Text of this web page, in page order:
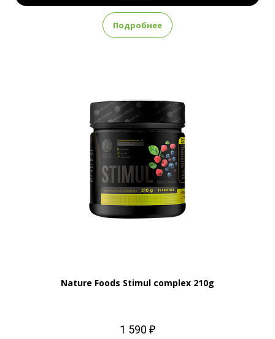
Подробнее
Nature Foods Stimul complex 210g
1 590 ₽